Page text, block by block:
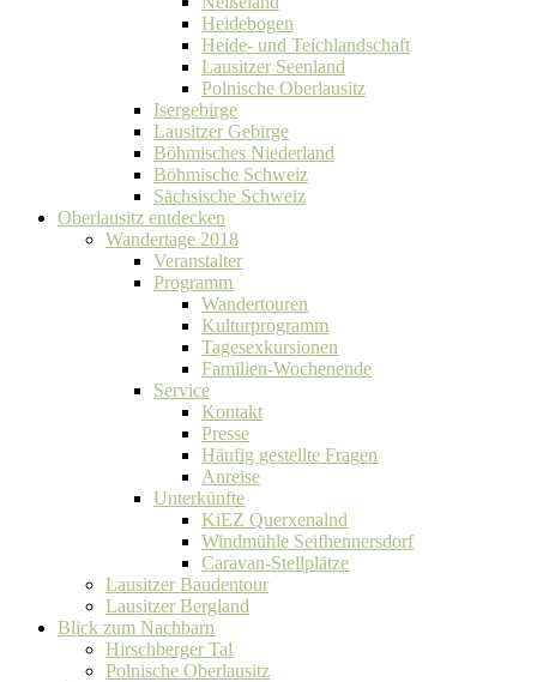
Heidebogen
Heide- und Teichlandschaft
Lausitzer Seenland
Polnische Oberlausitz
Isergebirge
Lausitzer Gebirge
Böhmisches Niederland
Böhmische Schweiz
Sächsische Schweiz
Oberlausitz entdecken
Wandertage 2018
Veranstalter
Programm
Wandertouren
Kulturprogramm
Tagesexkursionen
Familien-Wochenende
Service
Kontakt
Presse
Häufig gestellte Fragen
Anreise
Unterkünfte
KiEZ Querxenalnd
Windmühle Seifhennersdorf
Caravan-Stellplätze
Lausitzer Baudentour
Lausitzer Bergland
Blick zum Nachbarn
Hirschberger Tal
Polnische Oberlausitz